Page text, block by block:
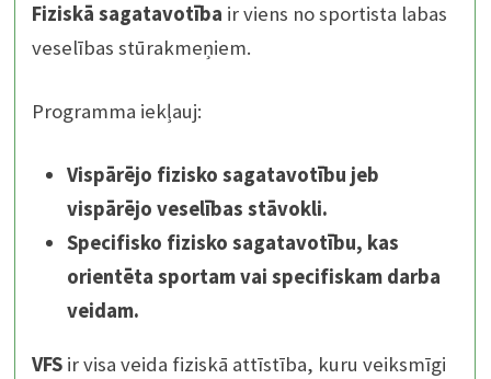
Fiziskā sagatavotība ir viens no sportista labas
veselības stūrakmeņiem.
Programma iekļauj:
Vispārējo fizisko sagatavotību jeb
vispārējo veselības stāvokli.
Specifisko fizisko sagatavotību, kas
orientēta sportam vai specifiskam darba
veidam.
VFS ir visa veida fiziskā attīstība, kuru veiksmīgi